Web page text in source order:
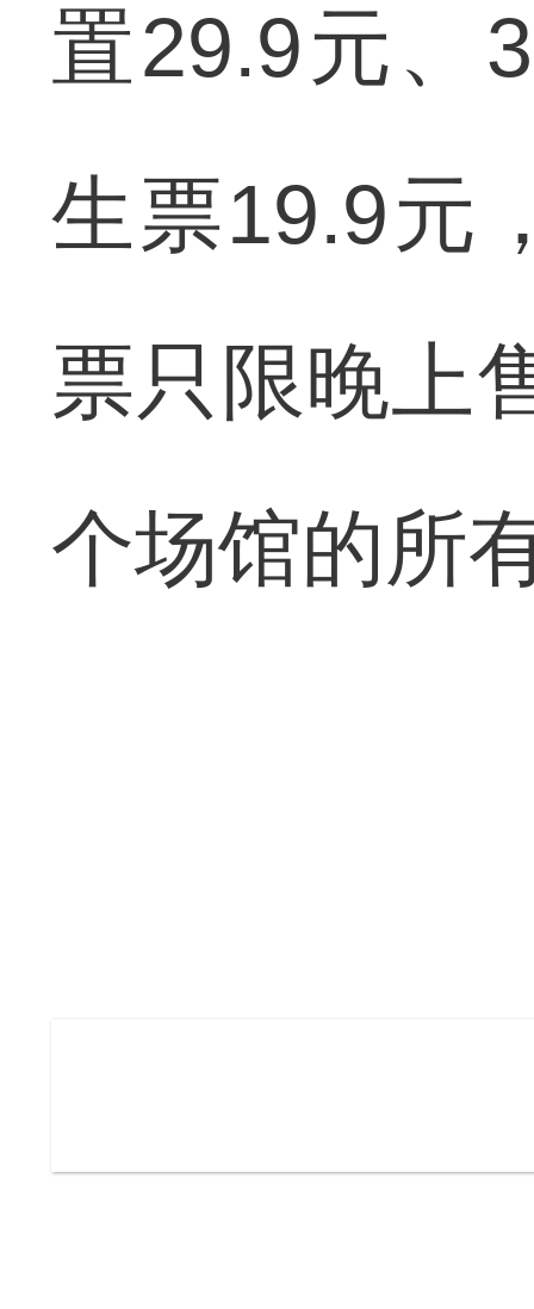
置29.9元、
生票19.9元
票只限晚上
个场馆的所